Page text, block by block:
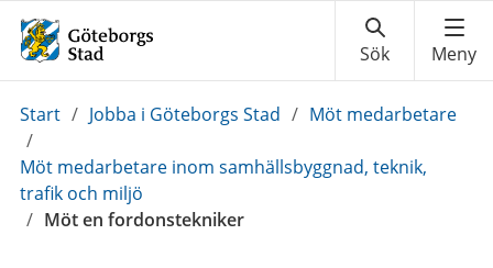
Du
är
här:
Start / Jobba i Göteborgs Stad / Möt medarbetare
/
Möt medarbetare inom samhällsbyggnad, teknik,
trafik och miljö
/ Möt en fordonstekniker